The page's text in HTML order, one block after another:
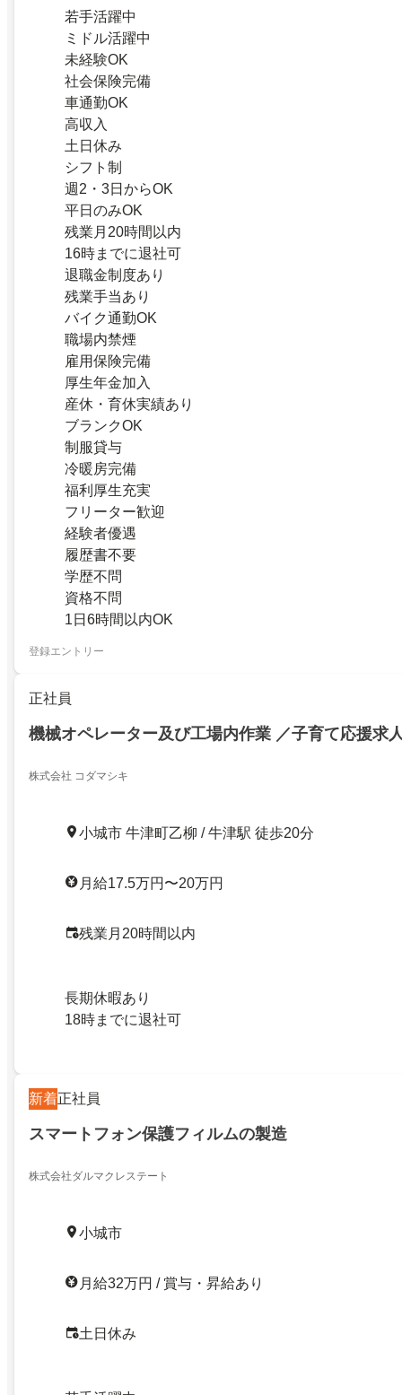
若手活躍中
ミドル活躍中
未経験OK
社会保険完備
車通勤OK
高収入
土日休み
シフト制
週2・3日からOK
平日のみOK
残業月20時間以内
16時までに退社可
退職金制度あり
残業手当あり
バイク通勤OK
職場内禁煙
雇用保険完備
厚生年金加入
産休・育休実績あり
ブランクOK
制服貸与
冷暖房完備
福利厚生充実
フリーター歓迎
経験者優遇
履歴書不要
学歴不問
資格不問
1日6時間以内OK
登録エントリー
正社員
機械オペレーター及び工場内作業 ／子育て応援求
株式会社 コダマシキ
小城市 牛津町乙柳 / 牛津駅 徒歩20分
月給17.5万円〜20万円
残業月20時間以内
長期休暇あり
18時までに退社可
新着正社員
スマートフォン保護フィルムの製造
株式会社ダルマクレステート
小城市
月給32万円 / 賞与・昇給あり
土日休み